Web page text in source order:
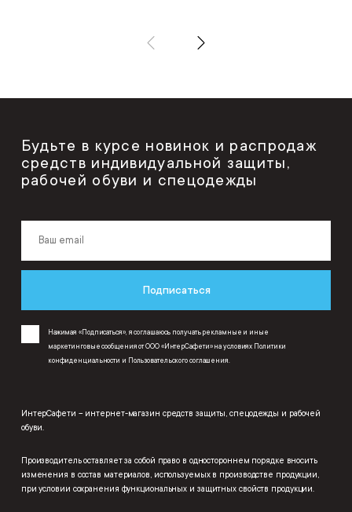
Будьте в курсе новинок и распродаж
средств индивидуальной защиты,
рабочей обуви и спецодежды
Подписаться
Нажимая «Подписаться», я соглашаюсь получать рекламные и иные
маркетинговые сообщения от ООО «ИнтерСафети» на условиях Политики
конфиденциальности и Пользовательского соглашения.
ИнтерСафети – интернет-магазин средств защиты, спецодежды и рабочей
обуви.
Производитель оставляет за собой право в одностороннем порядке вносить
изменения в состав материалов, используемых в производстве продукции,
при условии сохранения функциональных и защитных свойств продукции.